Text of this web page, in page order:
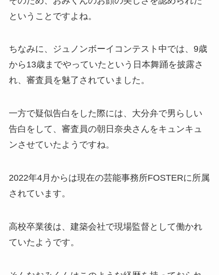
ということですよね。
ちなみに、ジュノンボーイコンテスト中では、9歳
から13歳までやっていたという日本舞踊を披露さ
れ、審査員を魅了されていました。
一方で疑似告白をした際には、大分弁で男らしい
告白をして、審査員の朝日奈央さんをキュンキュ
ンさせていたようですね。
2022年4月からは現在の芸能事務所FOSTERに所属
されています。
高校卒業後は、建築会社で現場監督として働かれ
ていたようです。